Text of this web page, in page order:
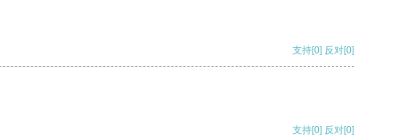
支持[0] 反对[0]
支持[0] 反对[0]